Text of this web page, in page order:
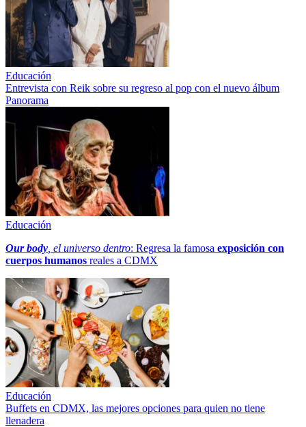
Educación
Entrevista con Reik sobre su regreso al pop con el nuevo álbum
Panorama
Educación
Our body , el universo dentro: Regresa la famosa exposición con
cuerpos humanos reales a CDMX
Educación
Buffets en CDMX, las mejores opciones para quien no tiene
llenadera